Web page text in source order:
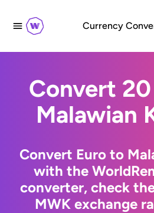
Currency
Convert
Malawian
Convert Euro to
with the
converter, check
MWK exchange